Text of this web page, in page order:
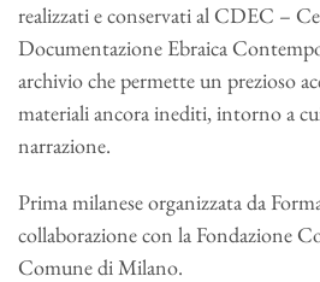
realizzati e conservati al CDEC –
Documentazione Ebraica
archivio che permette un prezioso
materiali ancora inediti, intorno a
narrazione.
Prima milanese organizzata da
collaborazione con la Fondazione
Comune di Milano.